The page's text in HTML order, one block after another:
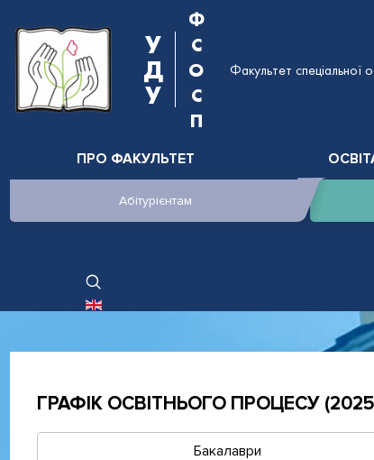
У
Д
У
Ф
С
О
С
П
Факультет спеціальної
ПРО ФАКУЛЬТЕТ
Абітурієнтам
ОБЕРІТЬ СВОЮ МОВУ
ГРАФІК ОСВІТНЬОГО ПРОЦЕСУ
Бакалаври